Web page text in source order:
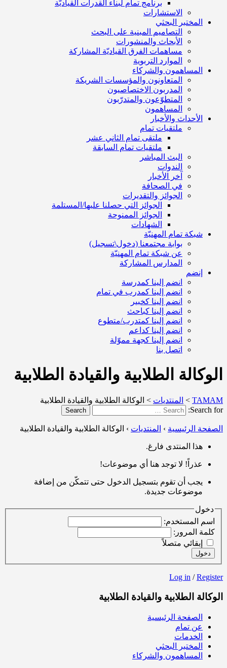
برنامج تمام لبناء القدرات القياديّة
الاستشارات
المختبر البحثي
التصاميم المبنية على البحث
الأبحاث والمنشورات
مساهمات الفرق القياديّة المشاركة
الموارد التربوية
المساهمون والشركاء
المتعاونون والمؤسسات الشريكة
المدربون الاختصاصيون
المتطوّعون والمتدرّبون
المساهمون
الأحداث والأخبار
ملتقيات تمام
ملتقى تمام الثاني عشر
ملتقيات تمام السابقة
البث المباشر
الندوات
آخر الأخبار
في الصحافة
الجوائز والتقديرات
الجوائز التي حصلنا عليها/المستلمة
الجوائز الممنوحة
الشهادات
شبكة تمام المهنيّة
بوابة مجتمعنا (دخول\تسجيل)
عن شبكة تمام المهنيّة
المدارس المشاركة
إنضم
انضم إلينا كمدرسة
انضم إلينا كمدرب في تمام
انضم إلينا كخبير
انضم إلينا كباحث
انضم إلينا كمتدرب/متطوع
انضم إلينا كداعم
انضم إلينا كجهة مموّلة
اتصل بنا
الوكالة الطلابية والقيادة الطلابية
TAMAM
> المنتديات > الوكالة الطلابية والقيادة الطلابية
Search for:
Search
الصفحة الرئيسية › المنتديات › الوكالة الطلابية والقيادة الطلابية
هذا المنتدى فارغ.
عذراً! لا توجد هنا أي موضوعات!
يجب أن تقوم بتسجيل الدخول حتى تتمكّن من إضافة
موضوعات جديدة.
دخول
اسم المستخدم:
كلمة المرور:
إبقائي متصلاً
دخول
Log in /Register
الوكالة الطلابية والقيادة الطلابية
الصفحة الرئيسية
عن تمام
الخدمات
المختبر البحثي
المساهمون والشركاء